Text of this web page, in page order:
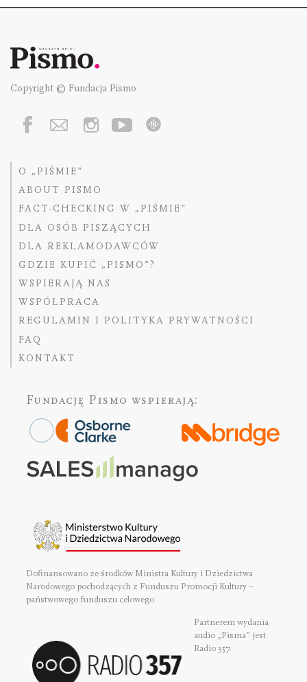
Copyright © Fundacja Pismo
O „PIŚMIE”
ABOUT PISMO
FACT-CHECKING W „PIŚMIE”
DLA OSÓB PISZĄCYCH
DLA REKLAMODAWCÓW
GDZIE KUPIĆ „PISMO”?
WSPIERAJĄ NAS
WSPÓŁPRACA
REGULAMIN I POLITYKA PRYWATNOŚCI
FAQ
KONTAKT
Fundację Pismo wspierają:
Dofinansowano ze środków Ministra Kultury i Dziedzictwa
Narodowego pochodzących z Funduszu Promocji Kultury –
państwowego funduszu celowego
Partnerem wydania
audio „Pisma” jest
Radio 357.